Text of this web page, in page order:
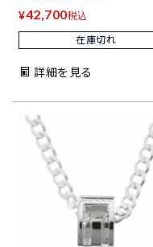
¥42,700税込
在庫切れ
詳細を見る